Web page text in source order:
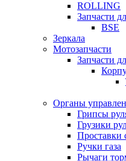
ROLLING
Запчасти
BSE
Зеркала
Мотозапчасти
Запчасти
Органы
Грипсы
Грузики
Проставки
Ручки газа
Рычаги